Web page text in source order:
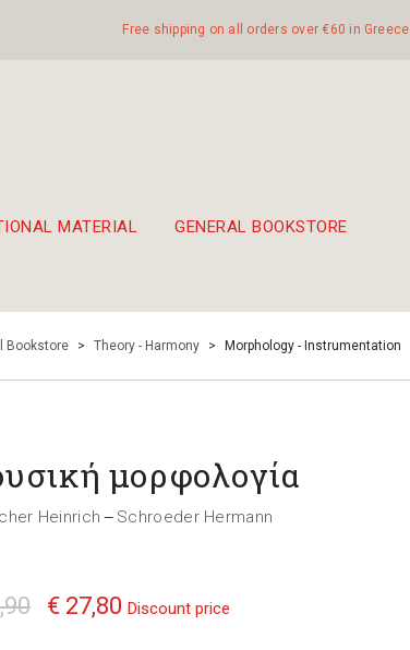
Free shipping on all orders over €60 in Greece
MATERIAL GENERAL BOOKSTORE
Bookstore > Theory - Harmony > Morphology - Instrumentation
μορφολογία
Heinrich — Schroeder Hermann
€ 27,80 Discount price